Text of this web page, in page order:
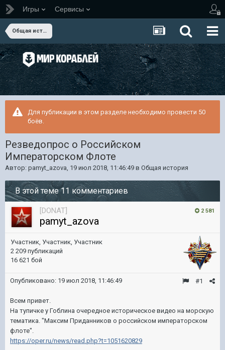
Игры Сервисы
Общая история
Для публикации в этом разделе необходимо провести 50
боёв.
Резведопрос о Российском
Императорском Флоте
Автор: pamyt_azova, 19 июл 2018, 11:46:49 в Общая история
В этой теме 11 комментариев
2 581
[DONAT]
pamyt_azova
Участник, Участник, Участник
2 209 публикаций
16 621 бой
#1
Опубликовано: 19 июл 2018, 11:46:49
Всем привет.
На тупичке у Гоблина очередное историческое видео на морскую
тематика. "Максим Приданников о российском императорском
флоте".
https://oper.ru/news/read.php?t=1051620829